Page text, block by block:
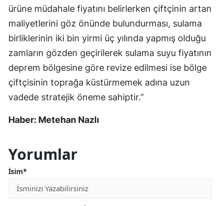
ürüne müdahale fiyatını belirlerken çiftçinin artan
maliyetlerini göz önünde bulundurması, sulama
birliklerinin iki bin yirmi üç yılında yapmış olduğu
zamların gözden geçirilerek sulama suyu fiyatının
deprem bölgesine göre revize edilmesi ise bölge
çiftçisinin toprağa küstürmemek adına uzun
vadede stratejik öneme sahiptir.”
Haber: Metehan Nazlı
Yorumlar
İsim*